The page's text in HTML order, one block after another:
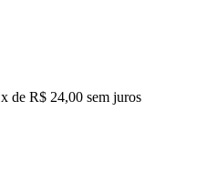
x de R$ 24,00 sem juros